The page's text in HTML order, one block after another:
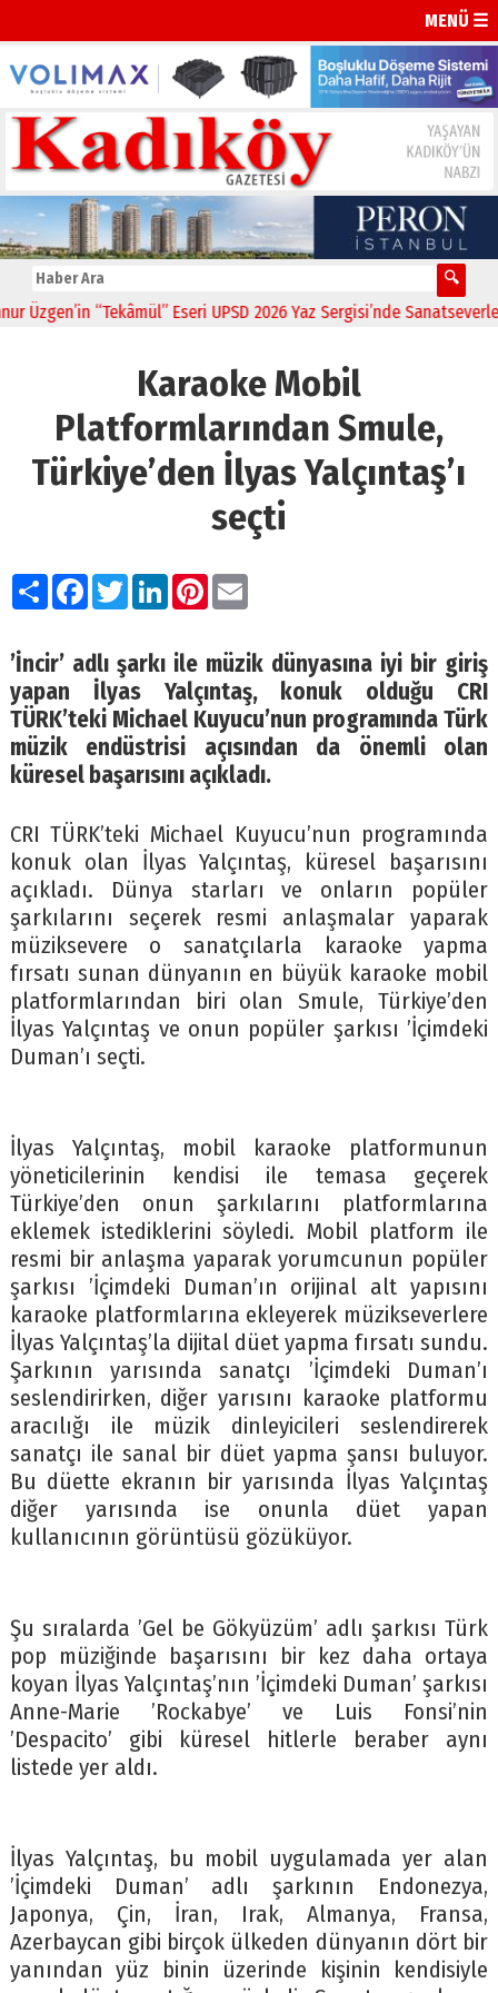
MENÜ ☰
“Tekâmül” Eseri UPSD 2026 Yaz Sergisi’nde Sanatseverlerle
Karaoke Mobil
Platformlarından Smule,
Türkiye’den İlyas Yalçıntaş’ı
seçti
PaylaşFacebook
TwitterLinkedIn
Pinterest
Email
’İncir’ adlı şarkı ile müzik dünyasına iyi bir giriş
yapan İlyas Yalçıntaş, konuk olduğu CRI
TÜRK’teki Michael Kuyucu’nun programında Türk
müzik endüstrisi açısından da önemli olan
küresel başarısını açıkladı.
CRI TÜRK’teki Michael Kuyucu’nun programında
konuk olan İlyas Yalçıntaş, küresel başarısını
açıkladı. Dünya starları ve onların popüler
şarkılarını seçerek resmi anlaşmalar yaparak
müziksevere o sanatçılarla karaoke yapma
fırsatı sunan dünyanın en büyük karaoke mobil
platformlarından biri olan Smule, Türkiye’den
İlyas Yalçıntaş ve onun popüler şarkısı ’İçimdeki
Duman’ı seçti.
İlyas Yalçıntaş, mobil karaoke platformunun
yöneticilerinin kendisi ile temasa geçerek
Türkiye’den onun şarkılarını platformlarına
eklemek istediklerini söyledi. Mobil platform ile
resmi bir anlaşma yaparak yorumcunun popüler
şarkısı ’İçimdeki Duman’ın orijinal alt yapısını
karaoke platformlarına ekleyerek müzikseverlere
İlyas Yalçıntaş’la dijital düet yapma fırsatı sundu.
Şarkının yarısında sanatçı ’İçimdeki Duman’ı
seslendirirken, diğer yarısını karaoke platformu
aracılığı ile müzik dinleyicileri seslendirerek
sanatçı ile sanal bir düet yapma şansı buluyor.
Bu düette ekranın bir yarısında İlyas Yalçıntaş
diğer yarısında ise onunla düet yapan
kullanıcının görüntüsü gözüküyor.
Şu sıralarda ’Gel be Gökyüzüm’ adlı şarkısı Türk
pop müziğinde başarısını bir kez daha ortaya
koyan İlyas Yalçıntaş’nın ’İçimdeki Duman’ şarkısı
Anne-Marie ’Rockabye’ ve Luis Fonsi’nin
’Despacito’ gibi küresel hitlerle beraber aynı
listede yer aldı.
İlyas Yalçıntaş, bu mobil uygulamada yer alan
’İçimdeki Duman’ adlı şarkının Endonezya,
Japonya, Çin, İran, Irak, Almanya, Fransa,
Azerbaycan gibi birçok ülkeden dünyanın dört bir
yanından yüz binin üzerinde kişinin kendisiyle